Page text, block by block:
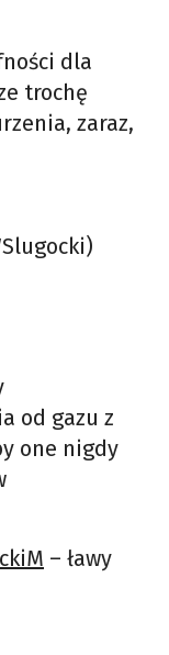
dla
trochę
zaraz,
od gazu z
one nigdy
– ławy